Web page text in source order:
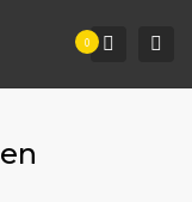
Search
0